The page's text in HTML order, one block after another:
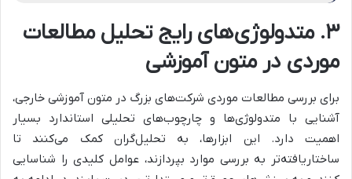
۳. متدولوژی‌های رایج تحلیل مطالعات
موردی در متون آموزشی
برای بررسی مطالعات موردی شرکت‌های بزرگ در متون آموزشی خارجی،
آشنایی با متدولوژی‌ها و چارچوب‌های تحلیلی استاندارد بسیار
اهمیت دارد. این ابزارها، به تحلیل‌گران کمک می‌کنند تا
ساختاریافته‌تر به بررسی موارد بپردازند، عوامل کلیدی را شناسایی